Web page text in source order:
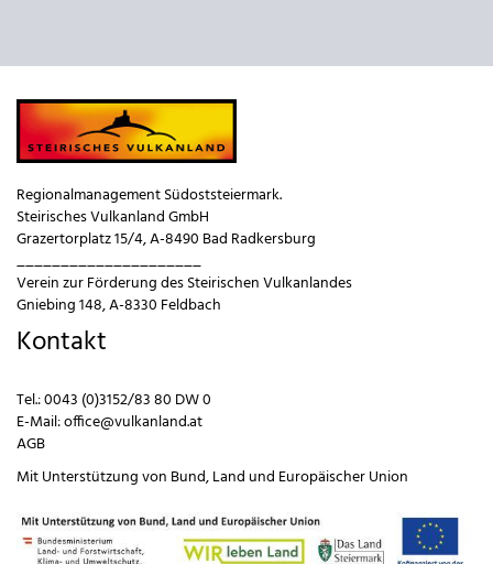
Regionalmanagement Südoststeiermark.
Steirisches Vulkanland GmbH
Grazertorplatz 15/4, A-8490 Bad Radkersburg
_____________________
Verein zur Förderung des Steirischen Vulkanlandes
Gniebing 148, A-8330 Feldbach
Kontakt
Tel.:0043 (0)3152/83 80 DW 0
E-Mail:office@vulkanland.at
AGB
Mit Unterstützung von Bund,Land und Europäischer Union